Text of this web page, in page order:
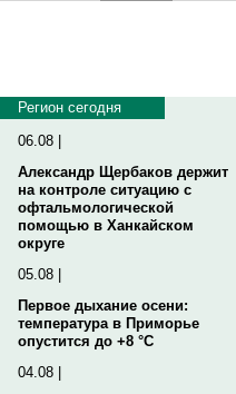
Регион сегодня
06.08 |
Александр Щербаков держит
на контроле ситуацию с
офтальмологической
помощью в Ханкайском
округе
05.08 |
Первое дыхание осени:
температура в Приморье
опустится до +8 °C
04.08 |